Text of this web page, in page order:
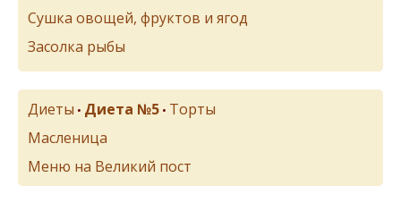
Сушка овощей, фруктов и ягод
Засолка рыбы
Диеты • Диета №5 • Торты
Масленица
Меню на Великий пост